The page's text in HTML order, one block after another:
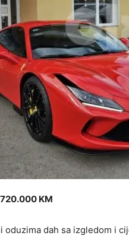
720.000 KM
oduzima dah sa izgledom i